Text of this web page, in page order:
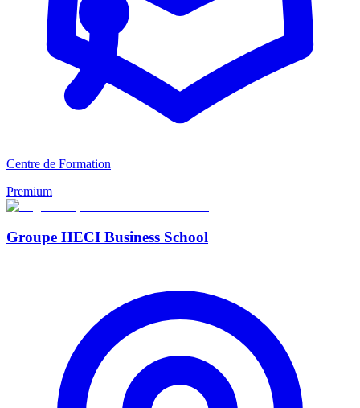
Centre de Formation
Premium
Groupe HECI Business School